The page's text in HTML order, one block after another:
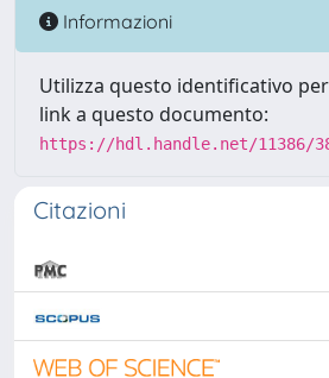
Informazioni
Utilizza questo identificativo
link a questo documento:
https://hdl.handle.net/11386/
Citazioni